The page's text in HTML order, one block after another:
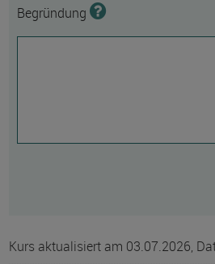
Begründung
Kurs aktualisiert am 03.07.2026,